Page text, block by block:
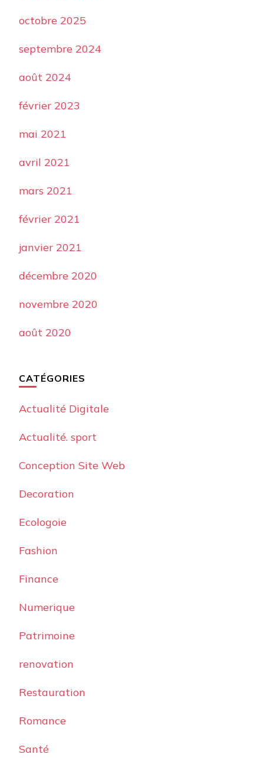
octobre 2025
septembre 2024
août 2024
février 2023
mai 2021
avril 2021
mars 2021
février 2021
janvier 2021
décembre 2020
novembre 2020
août 2020
CATÉGORIES
Actualité Digitale
Actualité. sport
Conception Site Web
Decoration
Ecologoie
Fashion
Finance
Numerique
Patrimoine
renovation
Restauration
Romance
Santé